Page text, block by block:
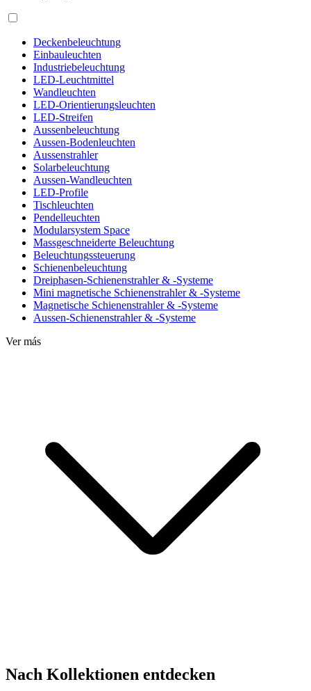
Deckenbeleuchtung
Einbauleuchten
Industriebeleuchtung
LED-Leuchtmittel
Wandleuchten
LED-Orientierungsleuchten
LED-Streifen
Aussenbeleuchtung
Aussen-Bodenleuchten
Aussenstrahler
Solarbeleuchtung
Aussen-Wandleuchten
LED-Profile
Tischleuchten
Pendelleuchten
Modularsystem Space
Massgeschneiderte Beleuchtung
Beleuchtungssteuerung
Schienenbeleuchtung
Dreiphasen-Schienenstrahler & -Systeme
Mini magnetische Schienenstrahler & -Systeme
Magnetische Schienenstrahler & -Systeme
Aussen-Schienenstrahler & -Systeme
Ver más
Nach Kollektionen entdecken